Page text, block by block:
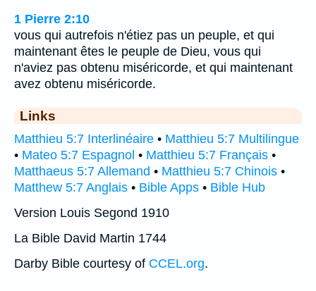
1 Pierre 2:10
vous qui autrefois n'étiez pas un peuple, et qui
maintenant êtes le peuple de Dieu, vous qui
n'aviez pas obtenu miséricorde, et qui maintenant
avez obtenu miséricorde.
Links
Matthieu 5:7 Interlinéaire • Matthieu 5:7 Multilingue
• Mateo 5:7 Espagnol • Matthieu 5:7 Français •
Matthaeus 5:7 Allemand • Matthieu 5:7 Chinois •
Matthew 5:7 Anglais • Bible Apps • Bible Hub
Version Louis Segond 1910
La Bible David Martin 1744
Darby Bible courtesy of CCEL.org.